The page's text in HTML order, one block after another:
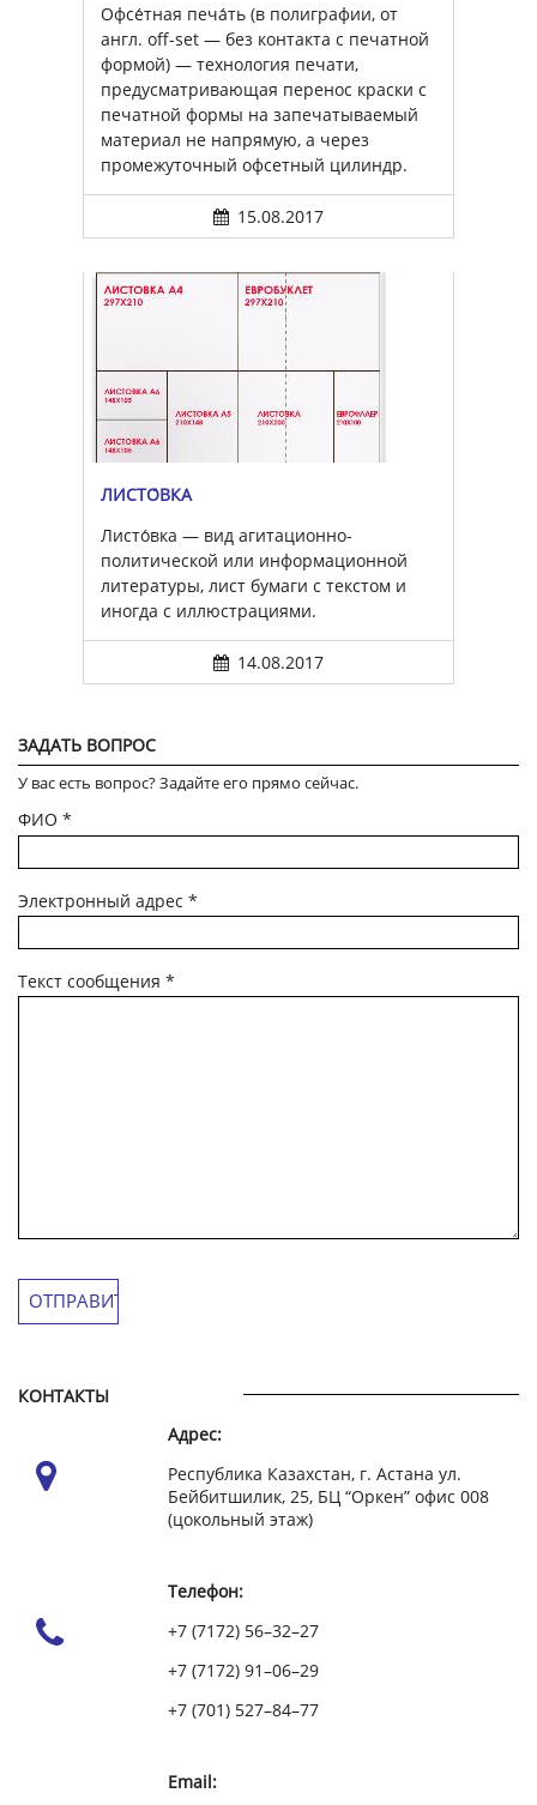
Офсе́тная печа́ть (в полиграфии, от
англ. off-set — без контакта с печатной
формой) — технология печати,
предусматривающая перенос краски с
печатной формы на запечатываемый
материал не напрямую, а через
промежуточный офсетный цилиндр.
15.08.2017
ЛИСТО́ВКА
Листо́вка — вид агитационно-
политической или информационной
литературы, лист бумаги с текстом и
иногда с иллюстрациями.
14.08.2017
ЗАДАТЬ ВОПРОС
У вас есть вопрос? Задайте его прямо сейчас.
ФИО *
Электронный адрес *
Текст сообщения *
КОНТАКТЫ
Адрес:
Республика Казахстан, г. Астана ул.
Бейбитшилик, 25, БЦ “Оркен” офис 008
(цокольный этаж)
Телефон:
+7 (7172) 56–32–27
+7 (7172) 91–06–29
+7 (701) 527–84–77
Email: